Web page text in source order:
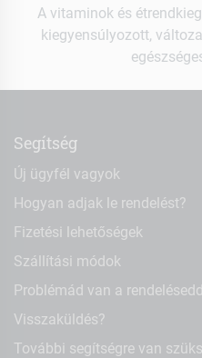
A vitaminok és
kiegyensúlyozott,
Segítség
Új ügyfél vagyok
Hogyan adjak le rendelést?
Fizetési lehetőségek
Szállítási módok
Problémád van a
Visszaküldés?
További segítségre van